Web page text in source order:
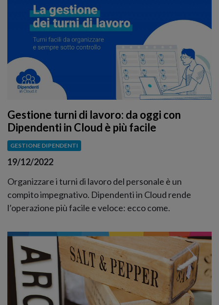
Gestione turni di lavoro: da oggi con
Dipendenti in Cloud è più facile
GESTIONE DIPENDENTI
19/12/2022
Organizzare i turni di lavoro del personale è un
compito impegnativo. Dipendenti in Cloud rende
l’operazione più facile e veloce: ecco come.